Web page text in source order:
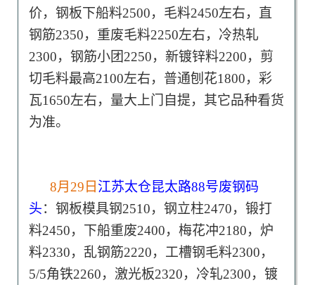
价，钢板下船料2500，毛料2450左右，直
钢筋2350，重废毛料2250左右，冷热轧
2300，钢筋小团2250，新镀锌料2200，剪
切毛料最高2100左右，普通刨花1800，彩
瓦1650左右，量大上门自提，其它品种看货
为准。
8月29日 江苏太仓昆太路88号废钢码
头：钢板模具钢2510，钢立柱2470，锻打
料2450，下船重废2400，梅花冲2180，炉
料2330，乱钢筋2220，工槽钢毛料2300，
5/5角铁2260，激光板2320，冷轧2300，镀